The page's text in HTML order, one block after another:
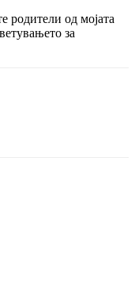
родители од мојата
за